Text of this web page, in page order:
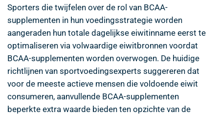
Sporters die twijfelen over de rol van BCAA-
supplementen in hun voedingsstrategie worden
aangeraden hun totale dagelijkse eiwitinname eerst te
optimaliseren via volwaardige eiwitbronnen voordat
BCAA-supplementen worden overwogen. De huidige
richtlijnen van sportvoedingsexperts suggereren dat
voor de meeste actieve mensen die voldoende eiwit
consumeren, aanvullende BCAA-supplementen
beperkte extra waarde bieden ten opzichte van de